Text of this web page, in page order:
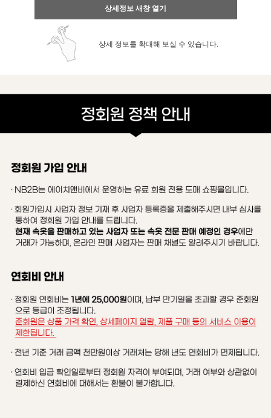
상세정보 새창 열기
상세 정보를 확대해 보실 수 있습니다.